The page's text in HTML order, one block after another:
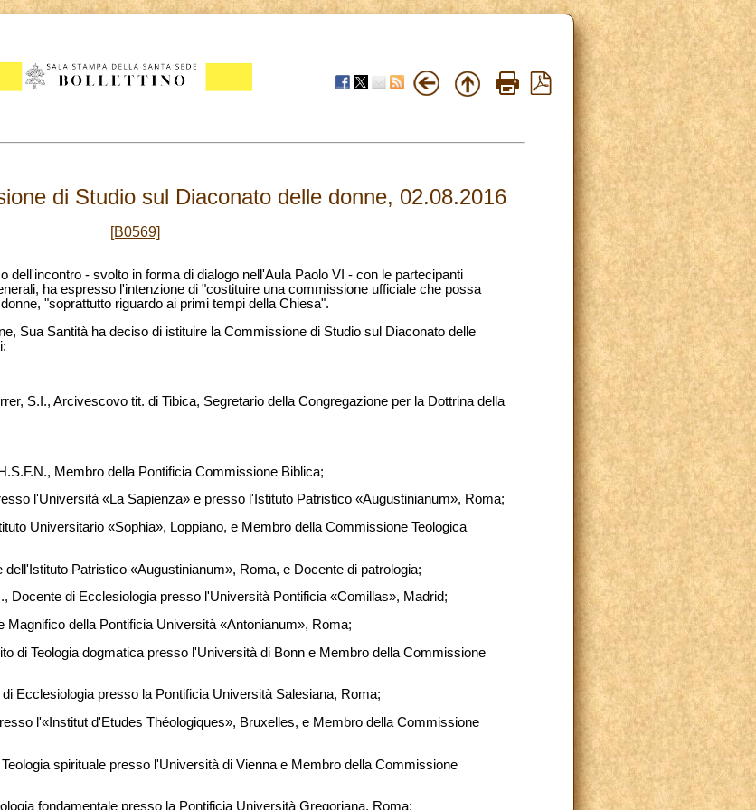
di Studio sul Diaconato delle donne, 02.08.2016
[B0569]
dell'incontro - svolto in forma di dialogo nell'Aula Paolo VI - con le partecipanti
ha espresso l'intenzione di "costituire una commissione ufficiale che possa
"soprattutto riguardo ai primi tempi della Chiesa".
Sua Santità ha deciso di istituire la Commissione di Studio sul Diaconato delle
S.I., Arcivescovo tit. di Tibica, Segretario della Congregazione per la Dottrina della
Membro della Pontificia Commissione Biblica;
l'Università «La Sapienza» e presso l'Istituto Patristico «Augustinianum», Roma;
Universitario «Sophia», Loppiano, e Membro della Commissione Teologica
Patristico «Augustinianum», Roma, e Docente di patrologia;
Docente di Ecclesiologia presso l'Università Pontificia «Comillas», Madrid;
Magnifico della Pontificia Università «Antonianum», Roma;
di Teologia dogmatica presso l'Università di Bonn e Membro della Commissione
Ecclesiologia presso la Pontificia Università Salesiana, Roma;
l'«Institut d'Etudes Théologiques», Bruxelles, e Membro della Commissione
spirituale presso l'Università di Vienna e Membro della Commissione
fondamentale presso la Pontificia Università Gregoriana, Roma;